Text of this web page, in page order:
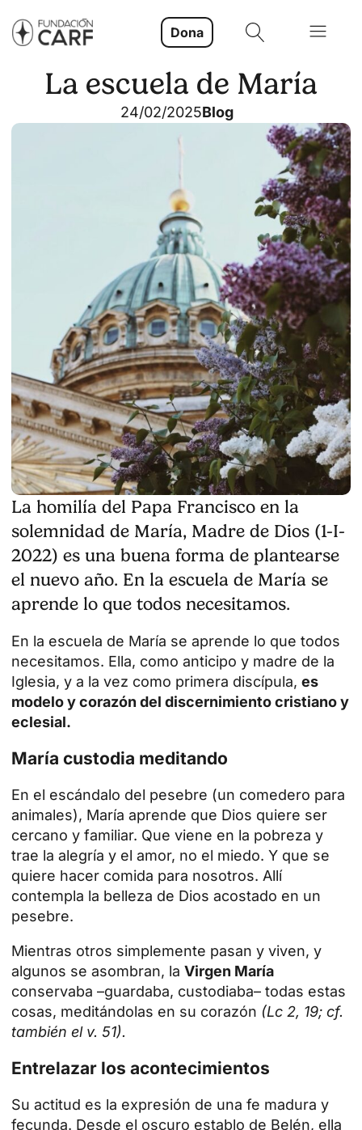
Dona
La escuela de María
24/02/2025Blog
La homilía del Papa Francisco en la
solemnidad de María, Madre de Dios (1-I-
2022) es una buena forma de plantearse
el nuevo año. En la escuela de María se
aprende lo que todos necesitamos.
En la escuela de María se aprende lo que todos
necesitamos. Ella, como anticipo y madre de la
Iglesia, y a la vez como primera discípula, es
modelo y corazón del discernimiento cristiano y
eclesial.
María custodia meditando
En el escándalo del pesebre (un comedero para
animales), María aprende que Dios quiere ser
cercano y familiar. Que viene en la pobreza y
trae la alegría y el amor, no el miedo. Y que se
quiere hacer comida para nosotros. Allí
contempla la belleza de Dios acostado en un
pesebre.
Mientras otros simplemente pasan y viven, y
algunos se asombran, la Virgen María
conservaba –guardaba, custodiaba– todas estas
cosas, meditándolas en su corazón (Lc 2, 19; cf.
también el v. 51).
Entrelazar los acontecimientos
Su actitud es la expresión de una fe madura y
fecunda. Desde el oscuro establo de Belén, ella